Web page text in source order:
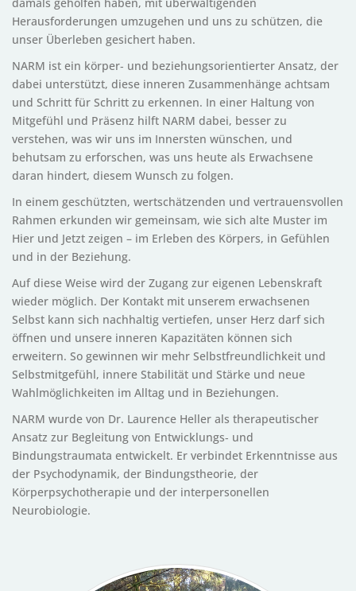
damals geholfen haben, mit überwältigenden
Herausforderungen umzugehen und uns zu schützen, die
unser Überleben gesichert haben.
NARM ist ein körper‑ und beziehungsorientierter Ansatz, der
dabei unterstützt, diese inneren Zusammenhänge achtsam
und Schritt für Schritt zu erkennen. In einer Haltung von
Mitgefühl und Präsenz hilft NARM dabei, besser zu
verstehen, was wir uns im Innersten wünschen, und
behutsam zu erforschen, was uns heute als Erwachsene
daran hindert, diesem Wunsch zu folgen.
In einem geschützten, wertschätzenden und vertrauensvollen
Rahmen erkunden wir gemeinsam, wie sich alte Muster im
Hier und Jetzt zeigen – im Erleben des Körpers, in Gefühlen
und in der Beziehung.
Auf diese Weise wird der Zugang zur eigenen Lebenskraft
wieder möglich. Der Kontakt mit unserem erwachsenen
Selbst kann sich nachhaltig vertiefen, unser Herz darf sich
öffnen und unsere inneren Kapazitäten können sich
erweitern. So gewinnen wir mehr Selbstfreundlichkeit und
Selbstmitgefühl, innere Stabilität und Stärke und neue
Wahlmöglichkeiten im Alltag und in Beziehungen.
NARM wurde von Dr. Laurence Heller als therapeutischer
Ansatz zur Begleitung von Entwicklungs‑ und
Bindungstraumata entwickelt. Er verbindet Erkenntnisse aus
der Psychodynamik, der Bindungstheorie, der
Körperpsychotherapie und der interpersonellen
Neurobiologie.